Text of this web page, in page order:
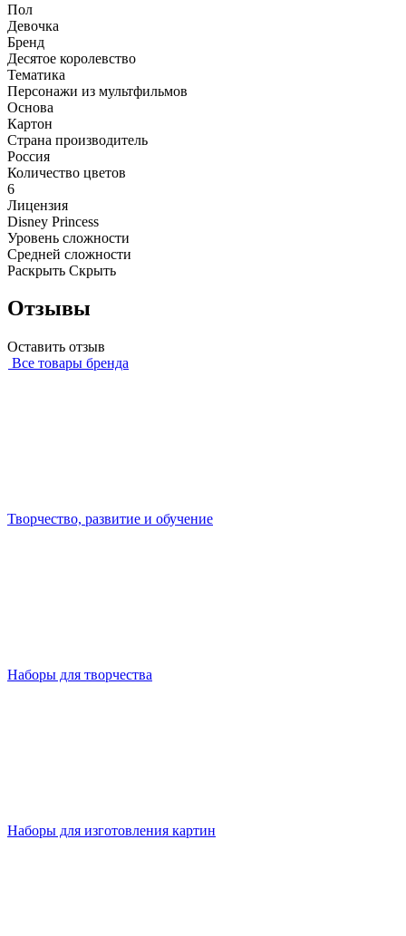
Пол
Девочка
Бренд
Десятое королевство
Тематика
Персонажи из мультфильмов
Основа
Картон
Страна производитель
Россия
Количество цветов
6
Лицензия
Disney Princess
Уровень сложности
Средней сложности
Раскрыть Скрыть
Отзывы
Оставить отзыв
Все товары бренда
Творчество, развитие и обучение
Наборы для творчества
Наборы для изготовления картин